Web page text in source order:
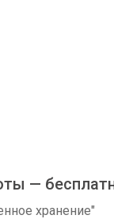
—
хранение"